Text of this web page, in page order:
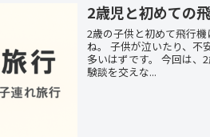
2歳児と初めての
2歳の子供と初めて飛行
ね。 子供が泣いたり、不
多いはずです。 今回は、
験談を交えな...